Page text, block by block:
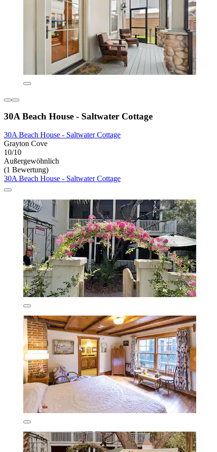
30A Beach House - Saltwater Cottage
30A Beach House - Saltwater Cottage
Grayton Cove
10/10
Außergewöhnlich
(1 Bewertung)
30A Beach House - Saltwater Cottage